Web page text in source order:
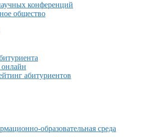
конференций
общество
онлайн
абитуриентов
образовательная среда